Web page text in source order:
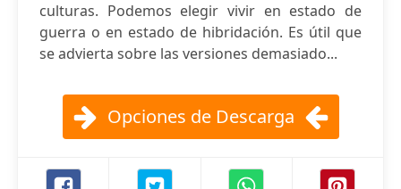
culturas. Podemos elegir vivir en estado de
guerra o en estado de hibridación. Es útil que
se advierta sobre las versiones demasiado...
Opciones de Descarga